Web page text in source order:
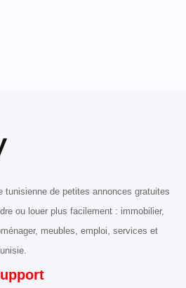
tunisienne de petites annonces gratuites
ou louer plus facilement : immobilier,
meubles, emploi, services et